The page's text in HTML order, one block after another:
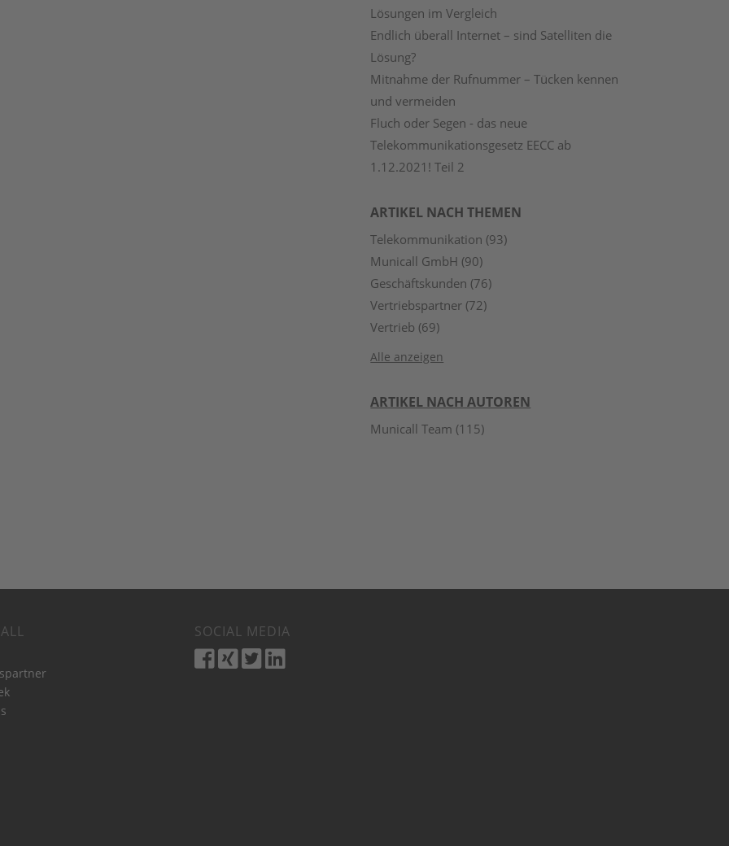
Lösungen im Vergleich
Endlich überall Internet – sind Satelliten die
Lösung?
Mitnahme der Rufnummer – Tücken kennen
und vermeiden
Fluch oder Segen - das neue
Telekommunikationsgesetz EECC ab
1.12.2021! Teil 2
ARTIKEL NACH THEMEN
Telekommunikation (93)
Municall GmbH (90)
Geschäftskunden (76)
Vertriebspartner (72)
Vertrieb (69)
Alle anzeigen
ARTIKEL NACH AUTOREN
Municall Team (115)
SOCIAL MEDIA